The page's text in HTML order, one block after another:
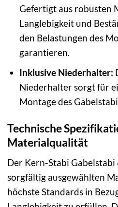
Gefertigt aus robusten
Langlebigkeit und
den Belastungen des
garantieren.
Inklusive Niederhalter:
Niederhalter sorgt für
Montage des
Technische
Materialqualität
Der Kern-Stabi Gabelstabi
sorgfältig ausgewählten
höchste Standards in